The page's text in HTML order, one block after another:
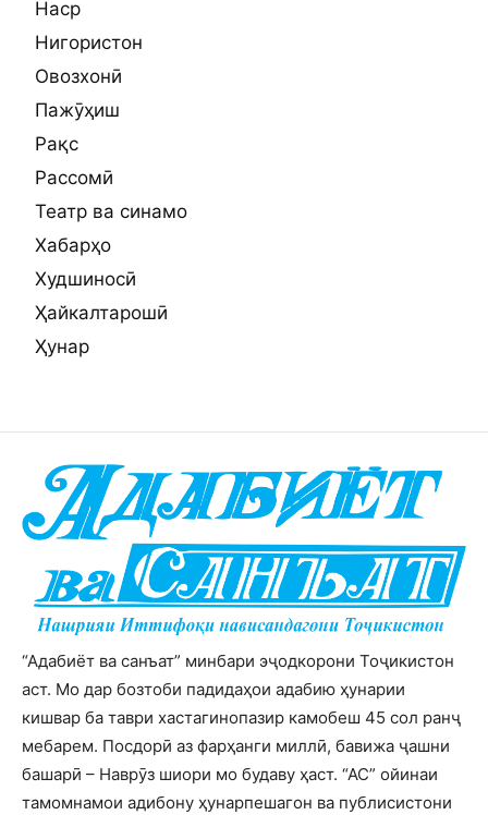
Наср
Нигористон
Овозхонӣ
Пажӯҳиш
Рақс
Рассомӣ
Театр ва синамо
Хабарҳо
Худшиносӣ
Ҳайкалтарошӣ
Ҳунар
“Адабиёт ва санъат” минбари эҷодкорони Тоҷикистон
аст. Мо дар бозтоби падидаҳои адабию ҳунарии
кишвар ба таври хастагинопазир камобеш 45 сол ранҷ
мебарем. Посдорӣ аз фарҳанги миллӣ, бавижа ҷашни
башарӣ – Наврӯз шиори мо будаву ҳаст. “АС” ойинаи
тамомнамои адибону ҳунарпешагон ва публисистони